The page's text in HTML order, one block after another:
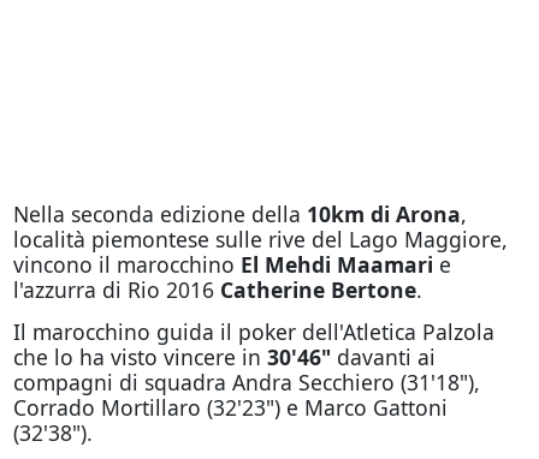
Nella seconda edizione della 10km di Arona,
località piemontese sulle rive del Lago Maggiore,
vincono il marocchino El Mehdi Maamari e
l'azzurra di Rio 2016 Catherine Bertone.
Il marocchino guida il poker dell'Atletica Palzola
che lo ha visto vincere in 30'46" davanti ai
compagni di squadra Andra Secchiero (31'18"),
Corrado Mortillaro (32'23") e Marco Gattoni
(32'38").